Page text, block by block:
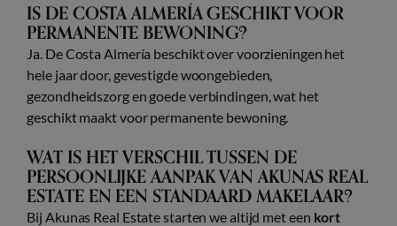
IS DE COSTA ALMERÍA GESCHIKT VOOR
PERMANENTE BEWONING?
Ja. De Costa Almería beschikt over voorzieningen het
hele jaar door, gevestigde woongebieden,
gezondheidszorg en goede verbindingen, wat het
geschikt maakt voor permanente bewoning.
WAT IS HET VERSCHIL TUSSEN DE
PERSOONLIJKE AANPAK VAN AKUNAS REAL
ESTATE EN EEN STANDAARD MAKELAAR?
Bij Akunas Real Estate starten we altijd met een kort